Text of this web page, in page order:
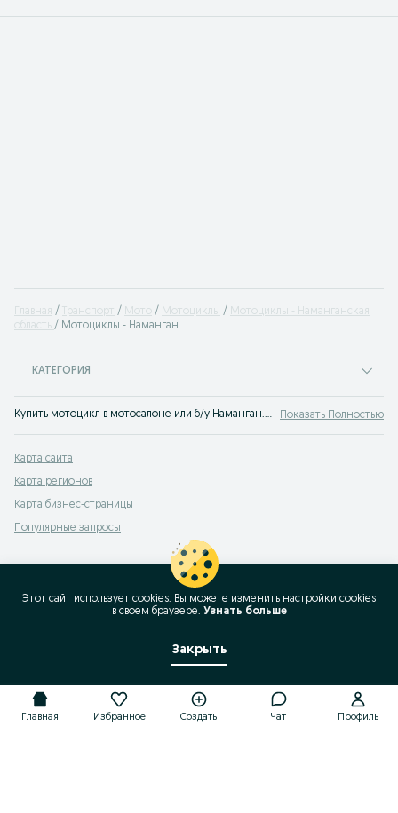
Главная Транспорт Мото Мотоциклы
Мотоциклы - Наманганская
область
Мотоциклы - Наманган
КАТЕГОРИЯ
Купить мотоцикл в мотосалоне или б/у Наманган. Лучшие цены на мотоциклы популярных производителей. Продажа мотоциклов на OLX.uz Наманган. Показать Полностью
Карта сайта
Карта регионов
Карта бизнес-страницы
Популярные запросы
Главная Избранное Создать Чат Профиль
Этот сайт использует cookies. Вы можете изменить настройки cookies
в своeм браузере. Узнать больше
Закрыть